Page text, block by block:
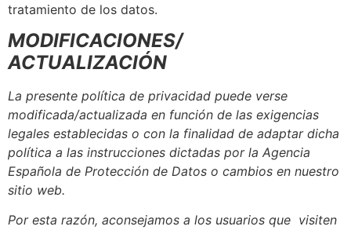
tratamiento de los datos.
MODIFICACIONES/
ACTUALIZACIÓN
La presente política de privacidad puede verse
modificada/actualizada en función de las exigencias
legales establecidas o con la finalidad de adaptar dicha
política a las instrucciones dictadas por la Agencia
Española de Protección de Datos o cambios en nuestro
sitio web.
Por esta razón, aconsejamos a los usuarios que visiten